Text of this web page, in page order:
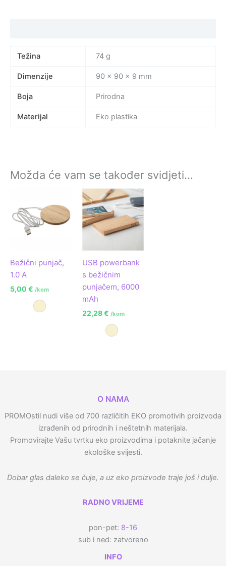
Težina 74 g
Dimenzije 90 × 90 × 9 mm
Boja Prirodna
Materijal Eko plastika
Možda će vam se također svidjeti…
Bežični punjač,
1.0 A
5,00 € /kom
Prirodna
USB powerbank
s bežičnim
punjačem, 6000
mAh
22,28€ /kom
Prirodna
O NAMA
PROMOstil nudi više od 700 različitih EKO promotivih proizvoda
izrađenih od prirodnih i neštetnih materijala.
Promovirajte Vašu tvrtku eko proizvodima i potaknite jačanje
ekološke svijesti.
Dobar glas daleko se čuje, a uz eko proizvode traje još i dulje.
RADNO VRIJEME
pon-pet: 8-16
sub i ned: zatvoreno
INFO